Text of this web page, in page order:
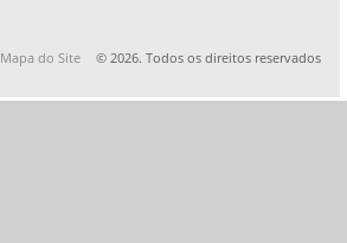
Mapa do Site © 2026. Todos os direitos reservados